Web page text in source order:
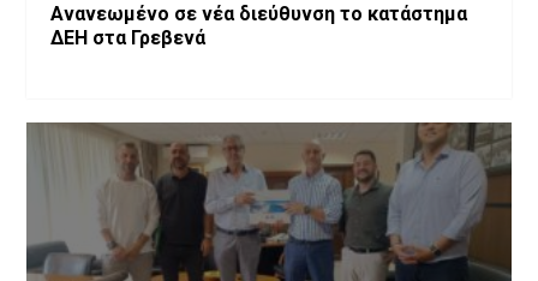
Ανανεωμένο σε νέα διεύθυνση το κατάστημα
ΔΕΗ στα Γρεβενά